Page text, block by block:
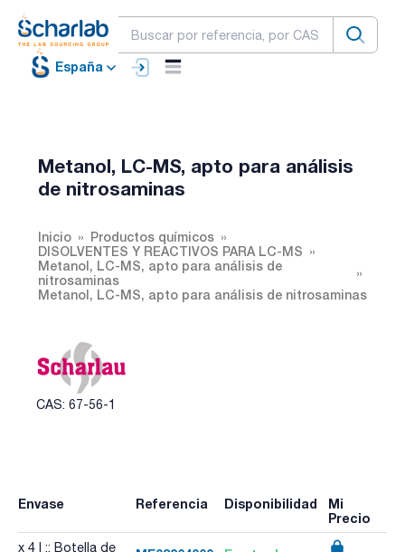
España
Metanol, LC-MS, apto para análisis
de nitrosaminas
Inicio
Productos químicos
DISOLVENTES Y REACTIVOS PARA LC-MS
Metanol, LC-MS, apto para análisis de
nitrosaminas
Metanol, LC-MS, apto para análisis de nitrosaminas
CAS: 67-56-1
Envase Referencia Disponibilidad
Mi
Precio
x 4 l :: Botella de